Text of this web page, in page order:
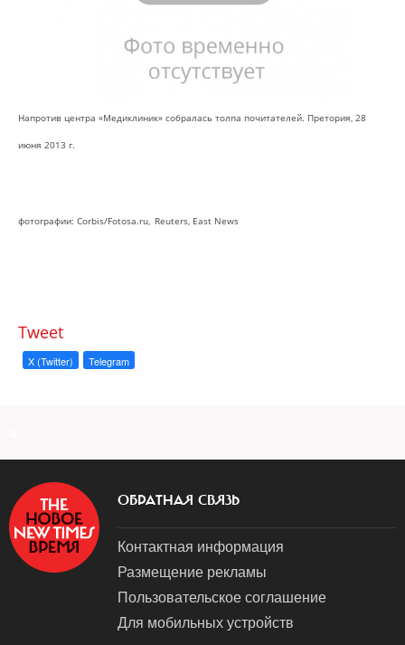
Напротив центра «Медиклиник» собралась толпа почитателей. Претория, 28
июня 2013 г.
фотографии: Corbis/Fotosa.ru, Reuters, East News
Tweet
X (Twitter) Telegram
ОБРАТНАЯ СВЯЗЬ
Контактная информация
Размещение рекламы
Пользовательское соглашение
Для мобильных устройств